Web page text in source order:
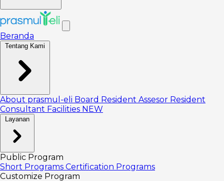
Beranda
Tentang Kami
About prasmul-eli Board Resident Assesor Resident
Consultant Facilities NEW
Layanan
Public Program
Short Programs Certification Programs
Customize Program